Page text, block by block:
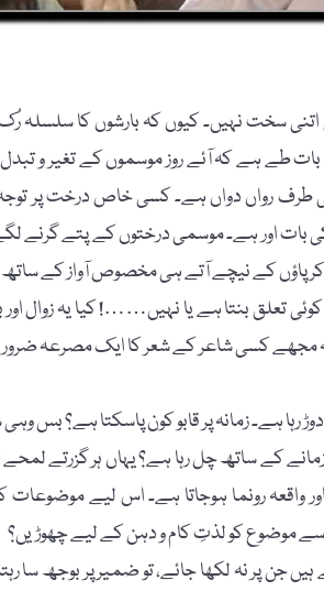
سخت نہیں۔ کیوں کہ بارشوں کا سلسلہ
طے ہے کہ آئے روز موسموں کے تغیر و تبدل
رواں دواں ہے۔ کسی خاص درخت پر توجہ
کی بات اور ہے۔ موسمی درختوں کے پتے
بن کر پاؤں کے نیچے آتے ہی مخصوص آواز کے
تعلق بنتا ہے یا نہیں……! کیا یہ زوال
کسی شاعر کے شعر کا ایک مصرعہ ضرور
ہے۔ زمانہ پر قابو کون پاسکتا ہے؟ بس
کے ساتھ چل رہا ہے؟ یہاں ہر گزرتے
واقعہ رونما ہوجاتا ہے۔ اس لیے
سے موضوع کو لذتِ کام و دہن کے لیے چھوڑیں؟
پر نہ لکھا جائے، تو ضمیر پر بوجھ سا